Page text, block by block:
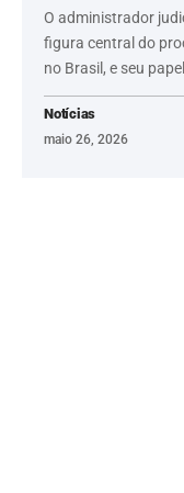
O administrador
figura central do
no Brasil, e seu
Notícias
maio 26, 2026